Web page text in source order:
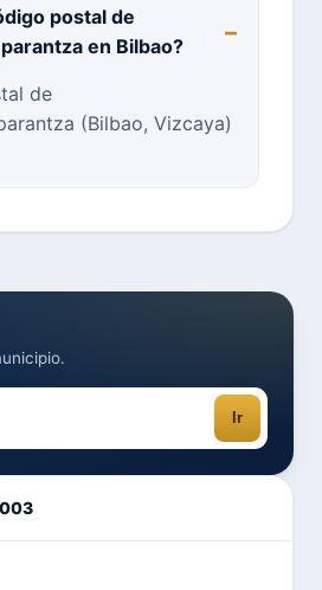
postal de
en Bilbao?
de
(Bilbao, Vizcaya)
Ir